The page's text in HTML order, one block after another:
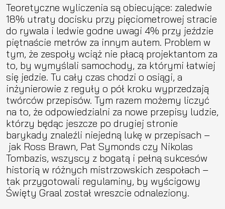
Teoretyczne wyliczenia są obiecujące: zaledwie
18% utraty docisku przy pięciometrowej stracie
do rywala i ledwie godne uwagi 4% przy jeździe
piętnaście metrów za innym autem. Problem w
tym, że zespoły wciąż nie płacą projektantom za
to, by wymyślali samochody, za którymi łatwiej
się jedzie. Tu cały czas chodzi o osiągi, a
inżynierowie z reguły o pół kroku wyprzedzają
twórców przepisów. Tym razem możemy liczyć
na to, że odpowiedzialni za nowe przepisy ludzie,
którzy będąc jeszcze po drugiej stronie
barykady znaleźli niejedną lukę w przepisach –
jak Ross Brawn, Pat Symonds czy Nikolas
Tombazis, wszyscy z bogatą i pełną sukcesów
historią w różnych mistrzowskich zespołach –
tak przygotowali regulaminy, by wyścigowy
Święty Graal został wreszcie odnaleziony.